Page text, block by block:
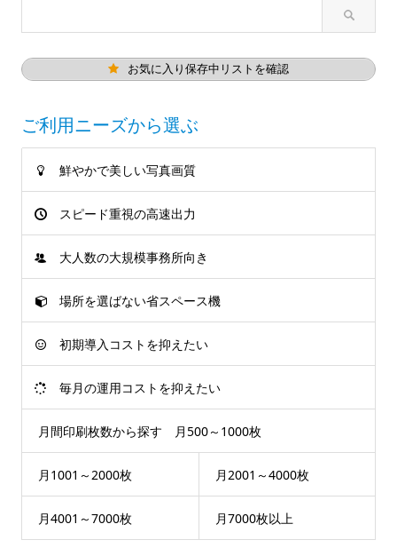
お気に入り保存中リストを確認
ご利用ニーズから選ぶ
鮮やかで美しい写真画質
スピード重視の高速出力
大人数の大規模事務所向き
場所を選ばない省スペース機
初期導入コストを抑えたい
毎月の運用コストを抑えたい
月間印刷枚数から探す 月500～1000枚
月1001～2000枚 月2001～4000枚
月4001～7000枚 月7000枚以上